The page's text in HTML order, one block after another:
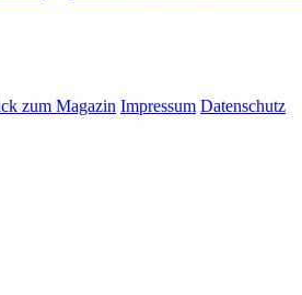
zum Magazin Impressum Datenschutz